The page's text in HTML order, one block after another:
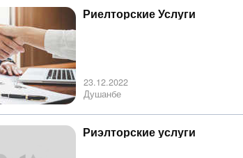
Риелторские Услуги
23.12.2022
Душанбе
Риэлторские услуги